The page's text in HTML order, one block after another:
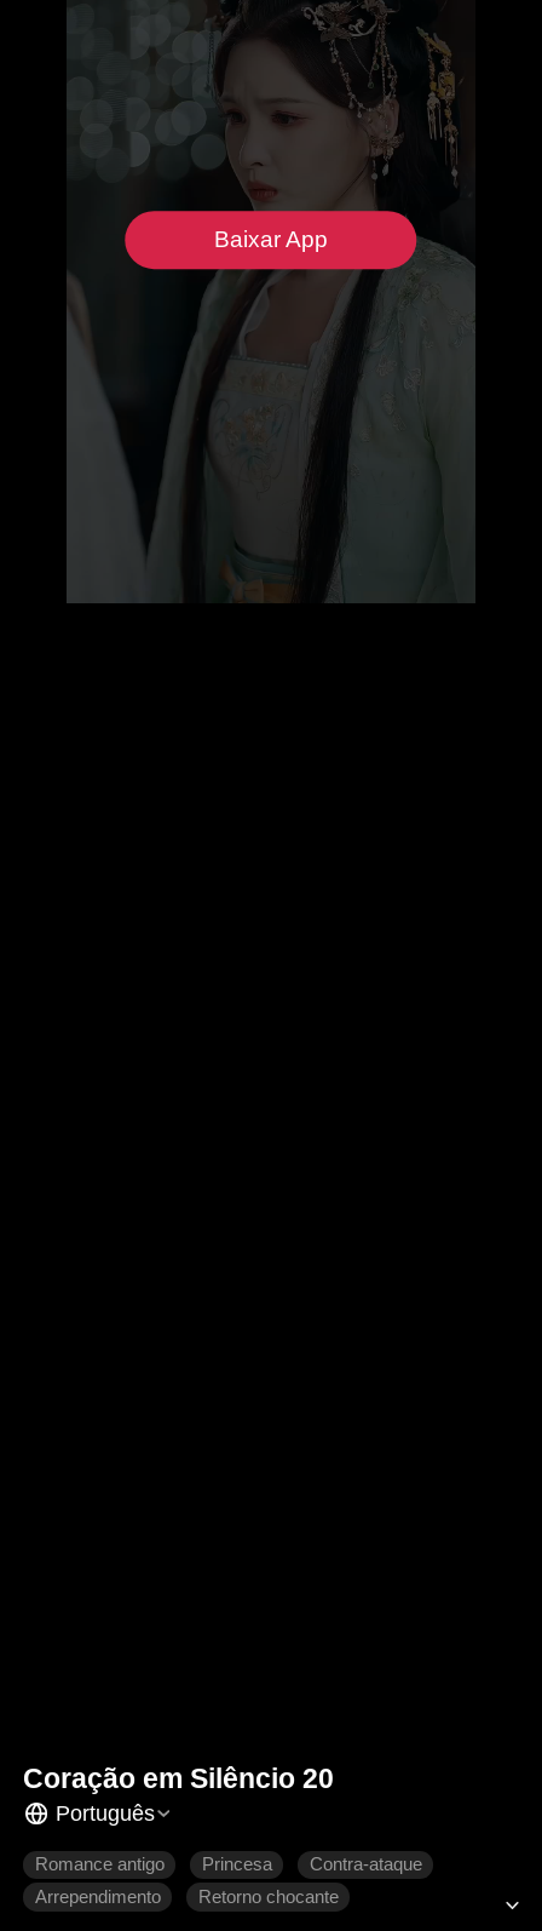
Baixar App
Coração em Silêncio 20
Português
Romance antigo Princesa
Contra-ataque
Arrependimento
Retorno chocante